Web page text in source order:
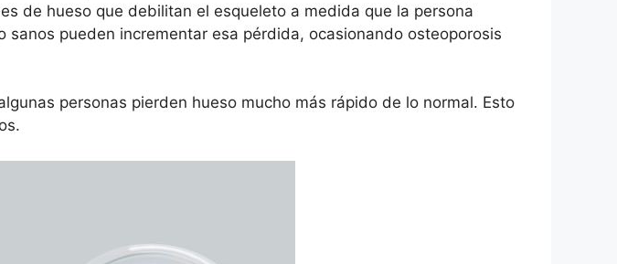
de hueso que debilitan el esqueleto a medida que la persona
pueden incrementar esa pérdida, ocasionando osteoporosis
personas pierden hueso mucho más rápido de lo normal. Esto